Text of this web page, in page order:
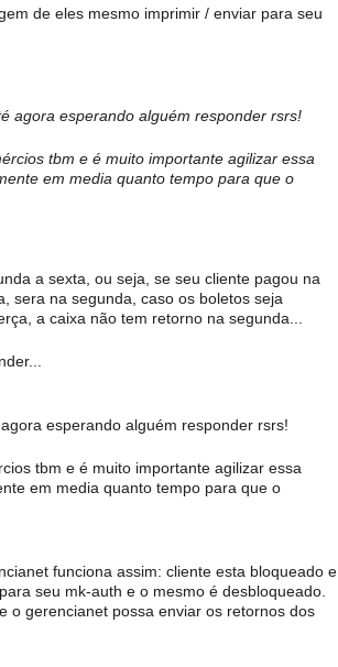
de eles mesmo imprimir / enviar para seu
agora esperando alguém responder rsrs!
tbm e é muito importante agilizar essa
em media quanto tempo para que o
a sexta, ou seja, se seu cliente pagou na
sera na segunda, caso os boletos seja
a caixa não tem retorno na segunda...
esperando alguém responder rsrs!
tbm e é muito importante agilizar essa
em media quanto tempo para que o
funciona assim: cliente esta bloqueado e
seu mk-auth e o mesmo é desbloqueado.
o gerencianet possa enviar os retornos dos